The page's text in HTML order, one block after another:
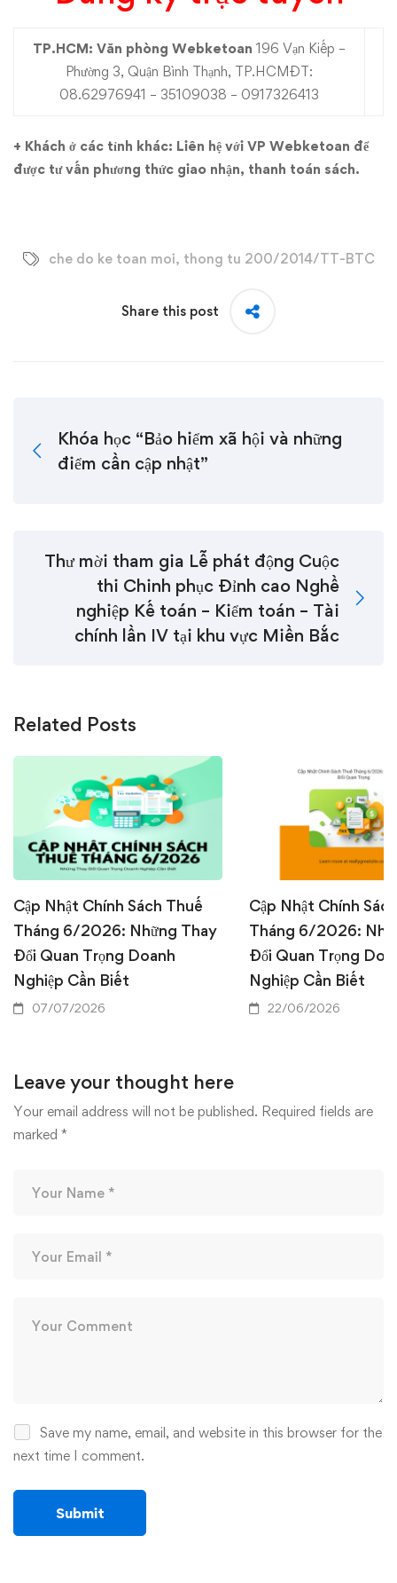
TP.HCM: Văn phòng Webketoan 196 Vạn Kiếp –
Phường 3, Quận Bình Thạnh, TP.HCMĐT:
08.62976941 – 35109038 – 0917326413
+ Khách ở các tỉnh khác: Liên hệ với VP Webketoan để
được tư vấn phương thức giao nhận, thanh toán sách.
che do ke toan moi, thong tu 200/2014/TT-BTC
Share this post
Khóa học “Bảo hiểm xã hội và những
điểm cần cập nhật”
Thư mời tham gia Lễ phát động Cuộc
thi Chinh phục Đỉnh cao Nghề
nghiệp Kế toán – Kiểm toán – Tài
chính lần IV tại khu vực Miền Bắc
Related Posts
Cập Nhật Chính Sách Thuế
Tháng 6/2026: Những Thay
Đổi Quan Trọng Doanh
Nghiệp Cần Biết
07/07/2026
Cập Nhật Chính
Tháng 6/2026:
Đổi Quan Trọng
Nghiệp Cần Biết
22/06/2026
Leave your thought here
Your email address will not be published. Required fields are
marked *
Save my name, email, and website in this browser for the
next time I comment.